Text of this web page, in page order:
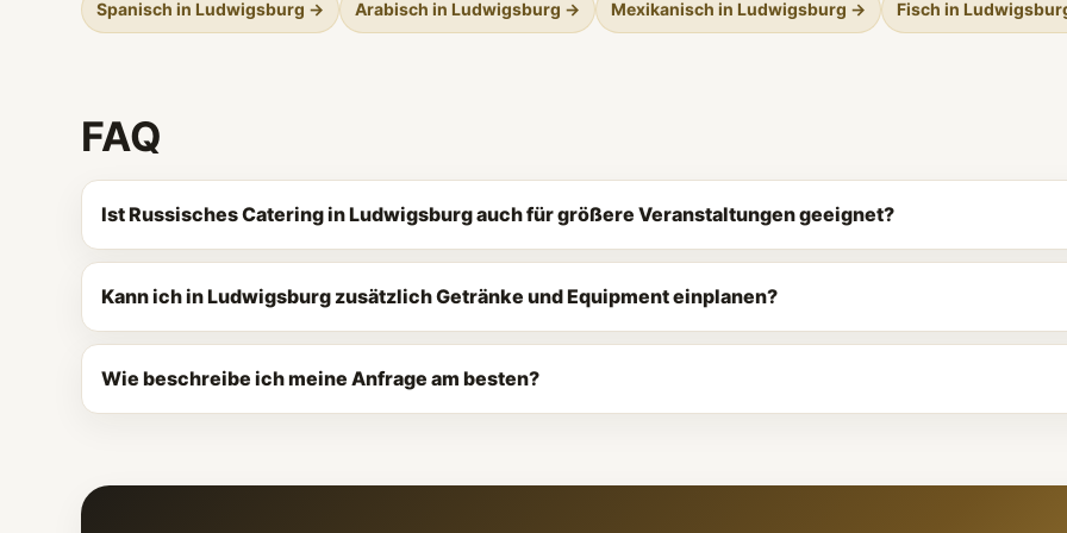
Spanisch in Ludwigsburg → Arabisch in Ludwigsburg → Mexikanisch in Ludwigsburg → Fisch in
FAQ
Ist Russisches Catering in Ludwigsburg auch für größere Veranstaltungen geeignet?
Kann ich in Ludwigsburg zusätzlich Getränke und Equipment einplanen?
Wie beschreibe ich meine Anfrage am besten?